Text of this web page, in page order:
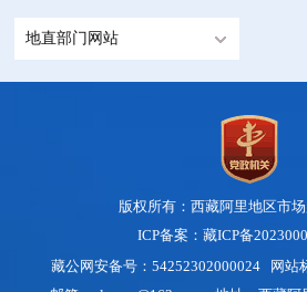
地直部门网站
版权所有：西藏阿里地区市
ICP备案：藏ICP备
藏公网安备号：54252302000024 网站